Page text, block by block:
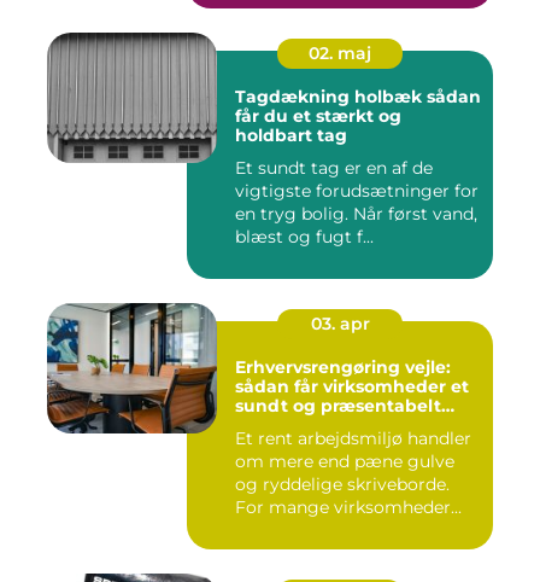
02. maj
Tagdækning holbæk sådan
får du et stærkt og
holdbart tag
Et sundt tag er en af de
vigtigste forudsætninger for
en tryg bolig. Når først vand,
blæst og fugt f...
03. apr
Erhvervsrengøring vejle:
sådan får virksomheder et
sundt og præsentabelt
Et rent arbejdsmiljø handler
om mere end pæne gulve
og ryddelige skriveborde.
For mange virksomheder...